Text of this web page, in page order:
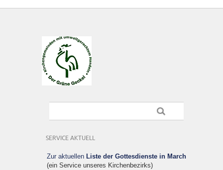
SERVICE AKTUELL
Zur aktuellen Liste der Gottesdienste in March
(ein Service unseres Kirchenbezirks)